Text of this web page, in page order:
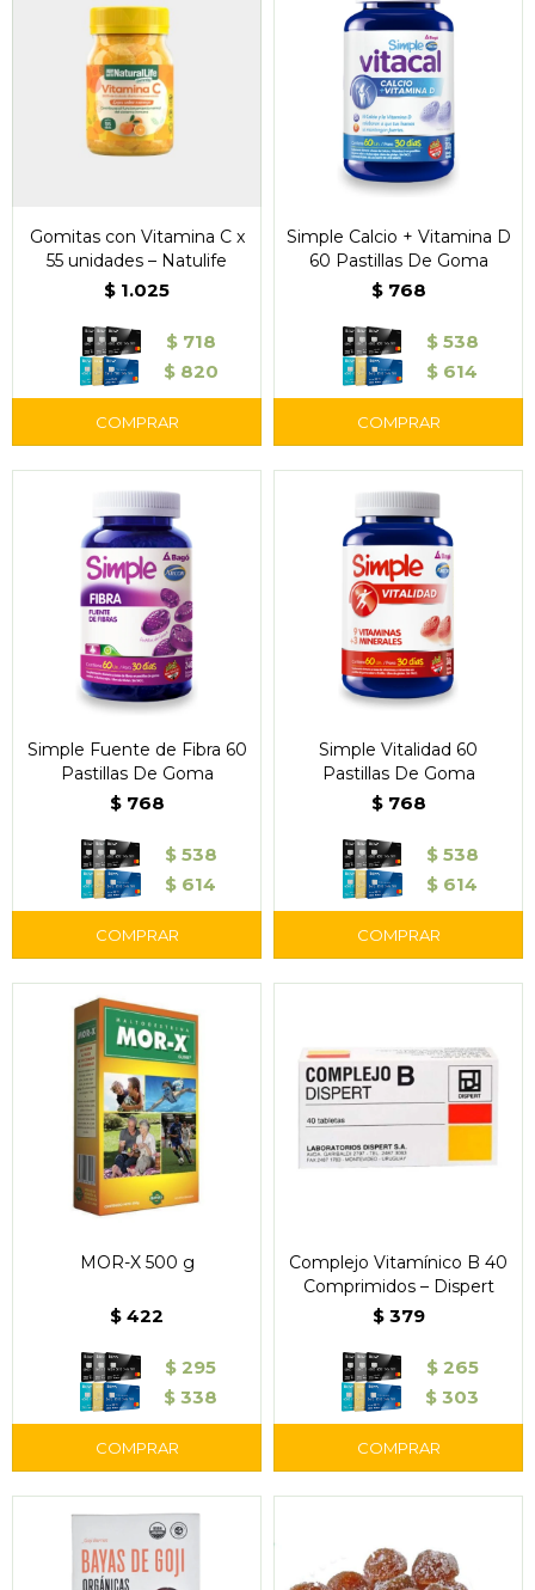
Gomitas con Vitamina C x
55 unidades – Natulife
$ 1.025
$ 718
$ 820
Simple Calcio + Vitamina D
60 Pastillas De Goma
$ 768
$ 538
$ 614
Simple Fuente de Fibra 60
Pastillas De Goma
$ 768
$ 538
$ 614
Simple Vitalidad 60
Pastillas De Goma
$ 768
$ 538
$ 614
MOR-X 500 g
$ 422
$ 295
$ 338
Complejo Vitamínico B 40
Comprimidos – Dispert
$ 379
$ 265
$ 303